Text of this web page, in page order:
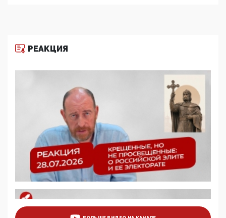
11:53, 09 Июня 2026
деятельность ИИТО ЮНЕСКО в России, но
цифроглобалисты продолжают определять
повестку в образовании
09:43, 01 Июня 2026
5G за счет здоровья граждан: Минцифры намерено
отобрать у регионов и муниципалитетов право
защищать жилые дома и социальные объекты от
05:58, 26 Мая 2026
Роскомнадзор освободили от борца с
деструктивным и опасным контентом
07:39, 25 Мая 2026
ценностей: «Новые люди» поднимают электорат
РЕАКЦИЯ